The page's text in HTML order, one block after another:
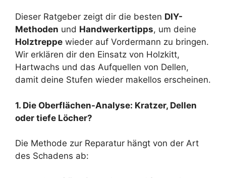
Dieser Ratgeber zeigt dir die besten DIY-
Methoden und Handwerkertipps, um deine
Holztreppe wieder auf Vordermann zu bringen.
Wir erklären dir den Einsatz von Holzkitt,
Hartwachs und das Aufquellen von Dellen,
damit deine Stufen wieder makellos erscheinen.
1. Die Oberflächen-Analyse: Kratzer, Dellen
oder tiefe Löcher?
Die Methode zur Reparatur hängt von der Art
des Schadens ab: